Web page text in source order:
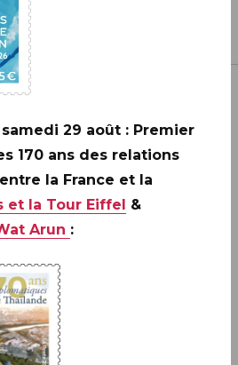
à notre newsletter
M'ABONNE
Boutique
29 août : Premier
170 ans des relations
la France et la
et la Tour Eiffel &
Arun :